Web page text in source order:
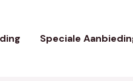
Speciale